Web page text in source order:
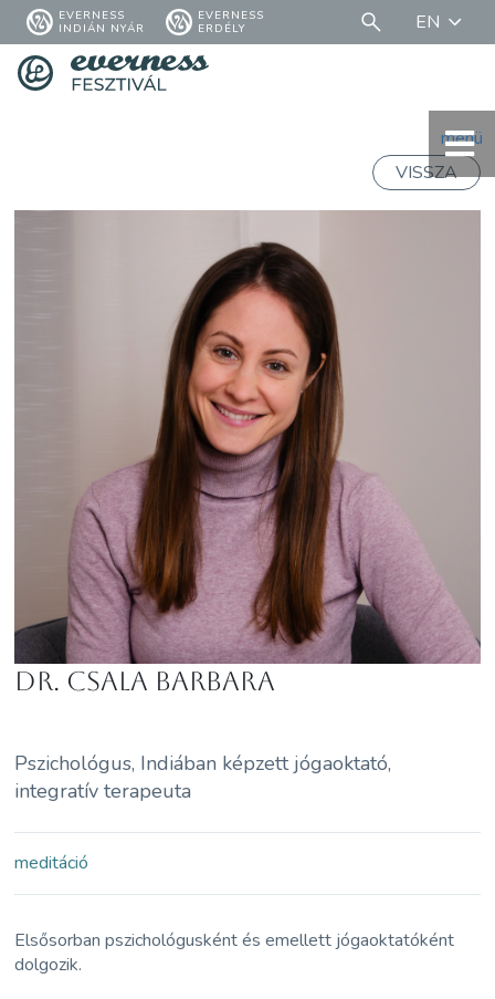
EVERNESS
INDIÁN NYÁR
EVERNESS
ERDÉLY
EN
menü
VISSZA
dr. Csala Barbara
Pszichológus, Indiában képzett jógaoktató,
integratív terapeuta
meditáció
Elsősorban pszichológusként és emellett jógaoktatóként
dolgozik.